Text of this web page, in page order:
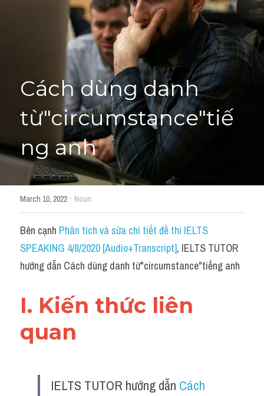
Học thử →
Cách dùng danh
từ"circumstance"tiế
ng anh
March 10, 2022 · Noun
Bên cạnh Phân tích và sửa chi tiết đề thi IELTS
SPEAKING 4/8/2020 [Audio+Transcript], IELTS TUTOR
hướng dẫn Cách dùng danh từ"circumstance"tiếng anh
I. Kiến thức liên
quan
IELTS TUTOR hướng dẫn Cách